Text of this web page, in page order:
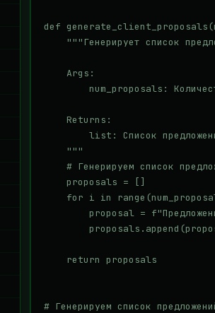
def
"""Генерирует список
    Args:
num_proposals:
    Returns:
list: Список
    """
# Генерируем список
    proposals = []
for i in
proposal =
    return proposals
# Генерируем список